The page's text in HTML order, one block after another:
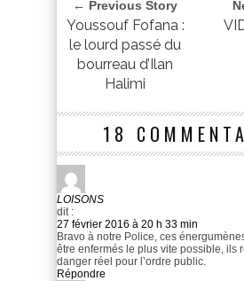
← Previous Story
Youssouf Fofana :
le lourd passé du
bourreau d’Ilan
Halimi
18
LOISONS
dit :
27 février 2016 à 20 h 33 min
Bravo à notre Police, ces
être enfermés le plus vite possible, ils
danger réel pour l’ordre public.
Répondre